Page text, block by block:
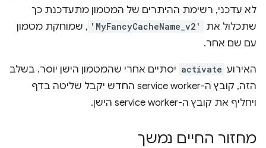
לא עדכני, רשימת ההיתרים של המטמון מתעדכנת כך
שתכלול את
'MyFancyCacheName_v2' , שמוחקת מטמון
עם שם אחר.
האירוע activate יסתיים אחרי שהמטמון הישן יוסר. בשלב
הזה, קובץ ה-service worker החדש יקבל שליטה בדף
ויחליף את קובץ ה-service worker הישן.
מחזור החיים נמשך